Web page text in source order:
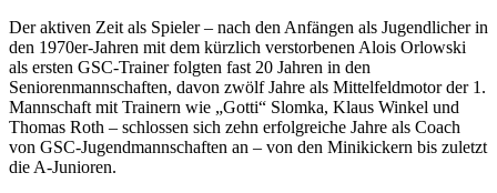
Der aktiven Zeit als Spieler – nach den Anfängen als Jugendlicher in
den 1970er-Jahren mit dem kürzlich verstorbenen Alois Orlowski
als ersten GSC-Trainer folgten fast 20 Jahren in den
Seniorenmannschaften, davon zwölf Jahre als Mittelfeldmotor der 1.
Mannschaft mit Trainern wie „Gotti“ Slomka, Klaus Winkel und
Thomas Roth – schlossen sich zehn erfolgreiche Jahre als Coach
von GSC-Jugendmannschaften an – von den Minikickern bis zuletzt
die A-Junioren.